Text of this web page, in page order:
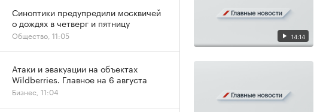
14:14
Синоптики предупредили москвичей
о дождях в четверг и пятницу
Общество, 11:05
Атаки и эвакуации на объектах
Wildberries. Главное на 6 августа
Бизнес, 11:04